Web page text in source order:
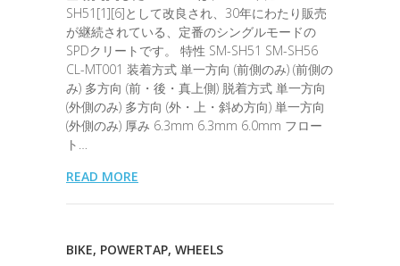
SH51[1][6]として改良され、30年にわたり販売
が継続されている、定番のシングルモードの
SPDクリートです。 特性 SM-SH51 SM-SH56
CL-MT001 装着方式 単一方向 (前側のみ) (前側の
み) 多方向 (前・後・真上側) 脱着方式 単一方向
(外側のみ) 多方向 (外・上・斜め方向) 単一方向
(外側のみ) 厚み 6.3mm 6.3mm 6.0mm フロー
ト…
READ MORE
BIKE, POWERTAP, WHEELS